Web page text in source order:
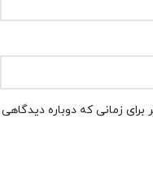
زمانی که دوباره دیدگاهی